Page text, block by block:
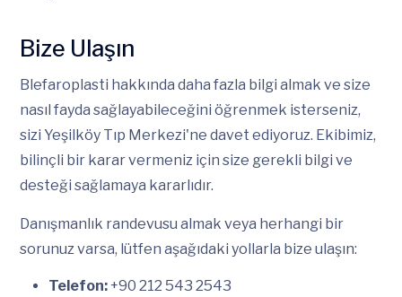
Bize Ulaşın
Blefaroplasti hakkında daha fazla bilgi almak ve size
nasıl fayda sağlayabileceğini öğrenmek isterseniz,
sizi Yeşilköy Tıp Merkezi'ne davet ediyoruz. Ekibimiz,
bilinçli bir karar vermeniz için size gerekli bilgi ve
desteği sağlamaya kararlıdır.
Danışmanlık randevusu almak veya herhangi bir
sorunuz varsa, lütfen aşağıdaki yollarla bize ulaşın:
Telefon:+90 212 543 2543